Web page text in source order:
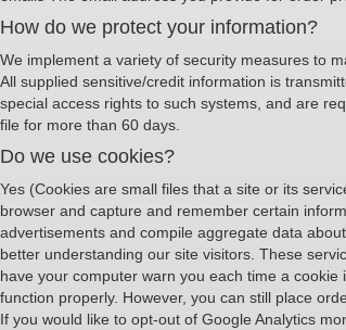
How do we protect your information?
We implement a variety of security measures to
All supplied sensitive/credit information is
special access rights to such systems, and are
file for more than 60 days.
Do we use cookies?
Yes (Cookies are small files that a site or its
browser and capture and remember certain
advertisements and compile aggregate data
better understanding our site visitors. These
have your computer warn you each time a
function properly. However, you can still place
If you would like to opt-out of Google Analytics